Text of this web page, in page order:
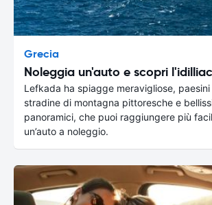
Grecia
Noleggia un'auto e scopri
Lefkada ha spiagge meravigliose,
stradine di montagna pittoresche e
panoramici, che puoi raggiungere più
un’auto a noleggio.